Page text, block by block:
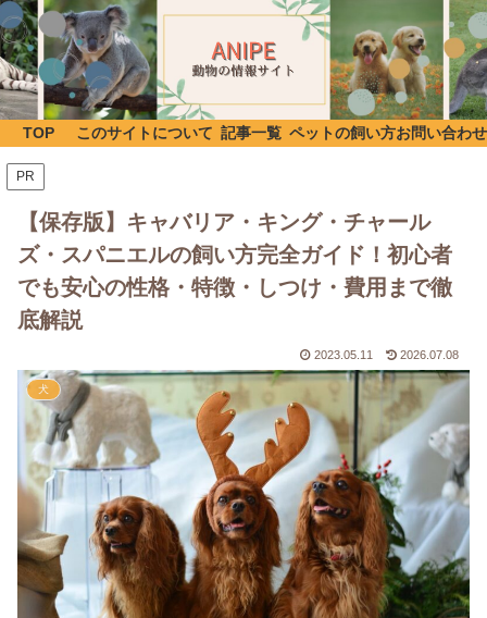
TOP このサイトについて 記事一覧 ペットの飼い方お問い合わせ
PR
【保存版】キャバリア・キング・チャール
ズ・スパニエルの飼い方完全ガイド！初心者
でも安心の性格・特徴・しつけ・費用まで徹
底解説
2023.05.11 2026.07.08
犬